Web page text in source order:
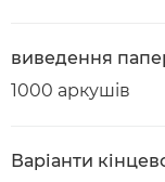
виведення
1000 аркушів
Варіанти